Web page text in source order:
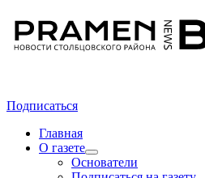
Подписаться
Главная
О газете
Основатели